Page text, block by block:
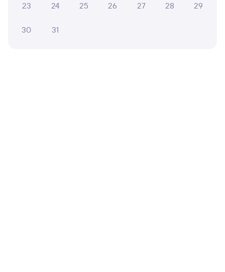
23 24 25 26 27 28 29
30 31